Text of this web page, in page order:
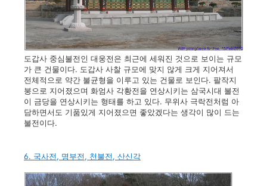
도갑사 중심불전인 대웅전은 최근에 세워진 것으로 보이는 규모
가 큰 건물이다. 도갑사 사찰 규모에 맞지 않게 크게 지어져서
전체적으로 약간 불균형을 이루고 있는 건물로 보인다. 팔작지
붕으로 지어졌으며 화엄사 각황전을 연상시키는 삼국시대 불전
이 금당을 연상시키는 형태를 하고 있다. 무위사 극락전처럼 아
담하면서도 기품있게 지어졌으면 좋았겠다는 생각이 많이 드는
불전이다.
6. 국사전, 명부전, 천불전, 산신각